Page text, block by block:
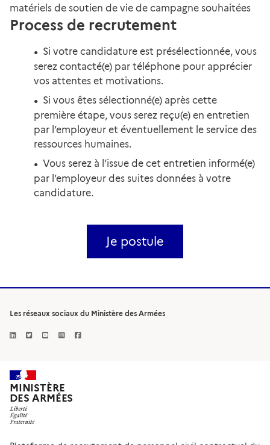
matériels de soutien de vie de campagne souhaitées
Process de recrutement
Si votre candidature est présélectionnée, vous
serez contacté(e) par téléphone pour apprécier
vos attentes et motivations.
Si vous êtes sélectionné(e) après cette
première étape, vous serez reçu(e) en entretien
par l’employeur et éventuellement le service des
ressources humaines.
Vous serez à l’issue de cet entretien informé(e)
par l’employeur des suites données à votre
candidature.
Je postule
Les réseaux sociaux du Ministère des Armées
MINISTÈRE
DES ARMÉES